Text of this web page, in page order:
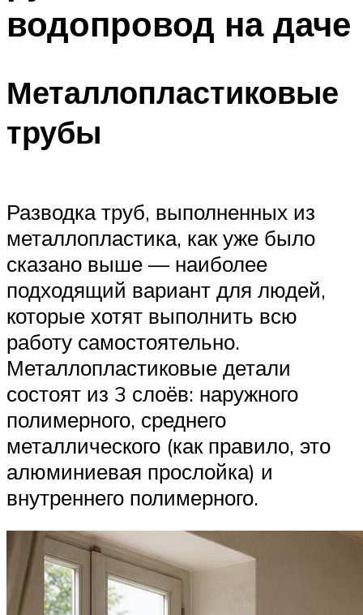
водопровод на даче
Металлопластиковые
трубы
Разводка труб, выполненных из
металлопластика, как уже было
сказано выше — наиболее
подходящий вариант для людей,
которые хотят выполнить всю
работу самостоятельно.
Металлопластиковые детали
состоят из 3 слоёв: наружного
полимерного, среднего
металлического (как правило, это
алюминиевая прослойка) и
внутреннего полимерного.